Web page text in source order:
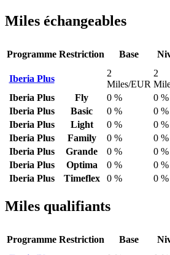
Miles échangeables
Programme Restriction Base
Iberia Plus
2
Miles/EUR
2
Iberia Plus
Fly 0 % 0 %
Iberia Plus
Basic 0 % 0 %
Iberia Plus
Light 0 % 0 %
Iberia Plus
Family 0 % 0 %
Iberia Plus
Grande 0 % 0 %
Iberia Plus
Optima 0 % 0 %
Iberia Plus
Timeflex 0 % 0 %
Miles qualifiants
Programme Restriction Base